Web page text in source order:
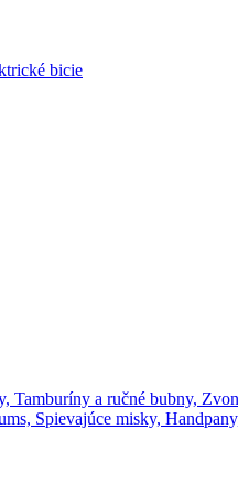
bicie
Tamburíny a ručné bubny,
Spievajúce misky,